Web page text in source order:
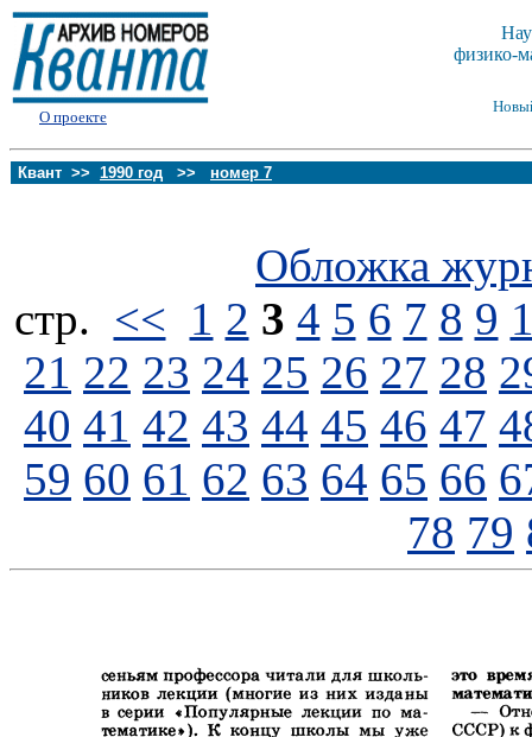
О проекте
физико-
Квант >> 1990 год >> номер 7
Обложка
стp. << 1 2 3 4 5 6 7 8 9
21 22 23 24 25 26 27 28
40 41 42 43 44 45 46 47
59 60 61 62 63 64 65 66
78 79